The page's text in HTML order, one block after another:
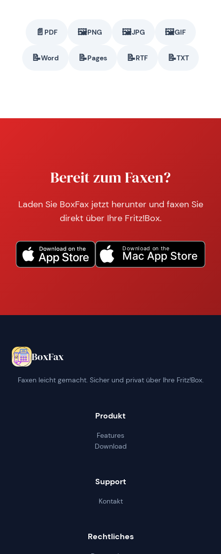
📄 PDF 🖼️PNG 🖼️JPG 🖼️GIF
📝Word 📝Pages 📝RTF 📝TXT
Bereit zum Faxen?
Laden Sie BoxFax jetzt herunter und faxen Sie
direkt über Ihre Fritz!Box.
BoxFax
Faxen leicht gemacht. Sicher und privat über Ihre Fritz!Box.
Produkt
Features
Download
Support
Kontakt
Rechtliches